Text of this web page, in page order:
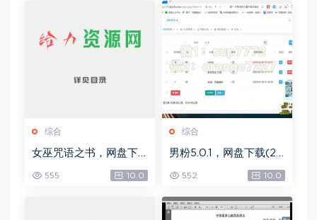
综合
女巫咒语之书，网盘下
555 10.0
综合
男粉5.0.1，网盘下载(25
552 10.0